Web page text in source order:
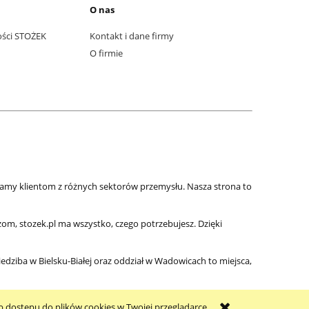
STOŻEK
O nas
Kontakt i dane firmy
O firmie
klientom z różnych sektorów przemysłu. Nasza strona to
stozek.pl ma wszystko, czego potrzebujesz. Dzięki
w Bielsku-Białej oraz oddział w Wadowicach to miejsca,